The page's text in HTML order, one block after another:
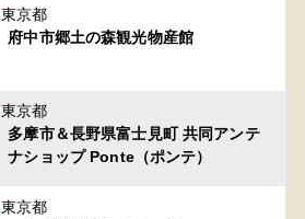
東京都
府中市郷土の森観光物産館
東京都
多摩市＆長野県富士見町 共同アンテ
ナショップ Ponte（ポンテ）
東京都